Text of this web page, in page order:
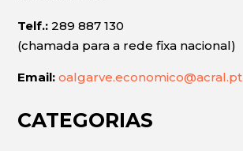
Telf.: 289 887 130
(chamada para a rede fixa nacional)
Email: oalgarve.economico@acral.pt
CATEGORIAS